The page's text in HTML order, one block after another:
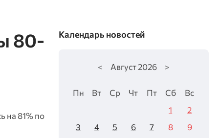
80-
на 81% по
Календарь новостей
< Август2026 >
Пн Вт Ср Чт Пт Сб
Вс
1
2
3
4 5 6 7 8
9